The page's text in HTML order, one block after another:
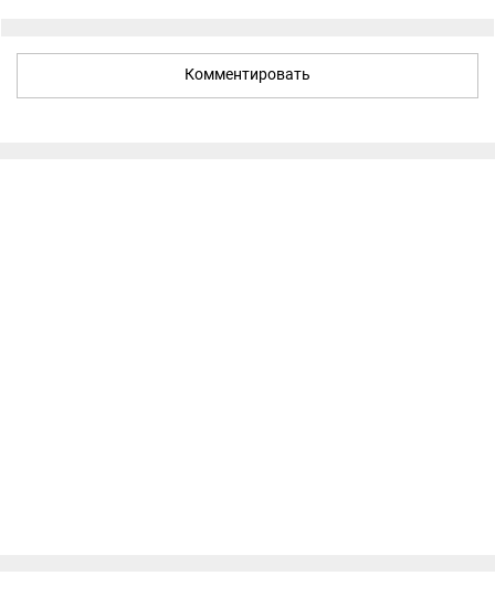
Комментировать